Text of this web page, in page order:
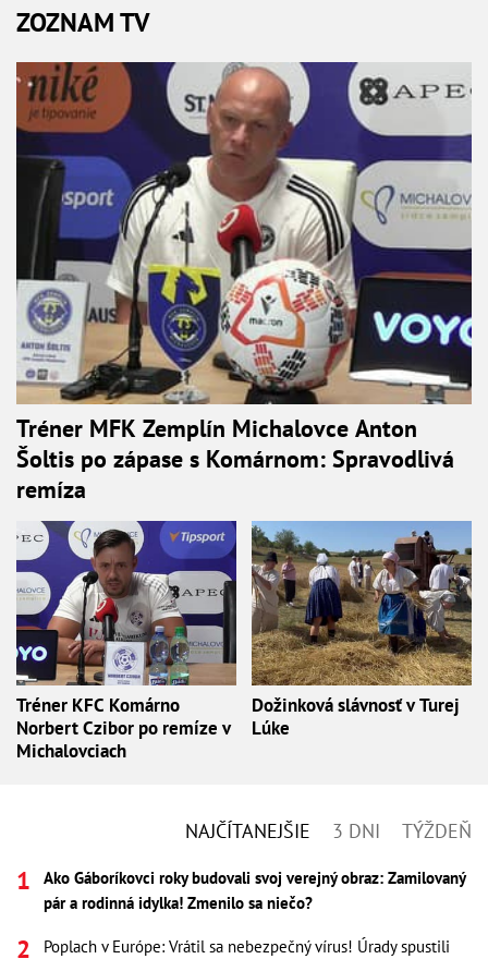
ZOZNAM TV
Tréner MFK Zemplín Michalovce Anton
Šoltis po zápase s Komárnom: Spravodlivá
remíza
Tréner KFC Komárno
Norbert Czibor po remíze v
Michalovciach
Dožinková slávnosť v Turej
Lúke
NAJČÍTANEJŠIE 3 DNI TÝŽDEŇ
Ako Gáboríkovci roky budovali svoj verejný obraz: Zamilovaný
pár a rodinná idylka! Zmenilo sa niečo?
Poplach v Európe: Vrátil sa nebezpečný vírus! Úrady spustili